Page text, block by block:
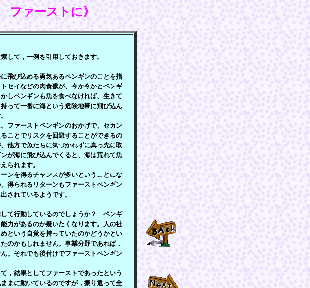
ァーストに》
して，一例を引用しておきます。
飛び込める勇気あるペンギンのことを指
セイなどの肉食獣が、今か今かとペンギ
しペンギンも魚を食べなければ、生きて
って一番に海という危険地帯に飛び込ん
ファーストペンギンのおかげで、セカン
ことでリスクを回避することができるの
他方で魚たちに気づかれずに真っ先に取
が海に飛び込んでくると、海は荒れて魚
られます。
ンを得るチャンスが多いということにな
得られるリターンもファーストペンギン
されているようです。
て行動しているのでしょうか？ ペンギ
力があるのか疑いたくなります。人の社
という自覚を持っていたのかどうかとい
のかもしれません。事業分野であれば，
。それでも後付けでファーストペンギン
，結果としてファーストであったという
まに動いているのですが，振り返って全